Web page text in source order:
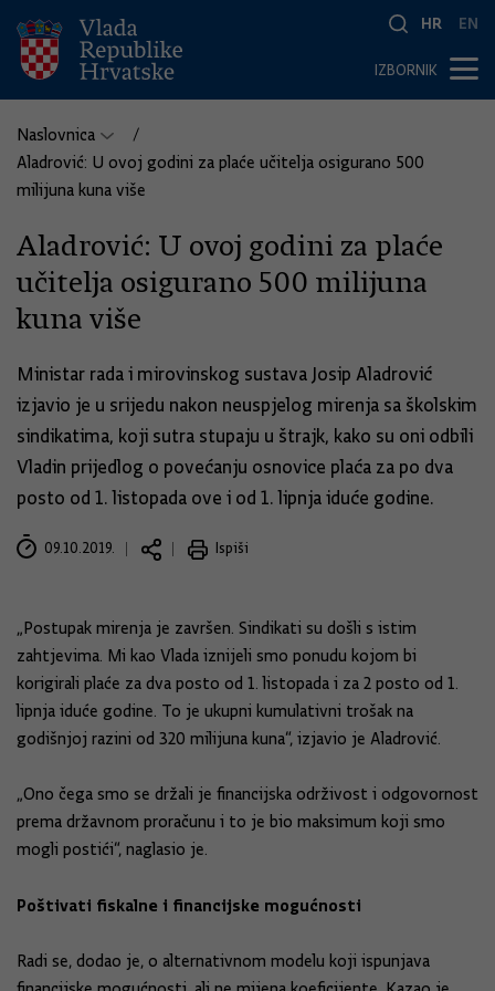
HR EN
IZBORNIK
Naslovnica
Aladrović: U ovoj godini za plaće učitelja osigurano 500
milijuna kuna više
Aladrović: U ovoj godini za plaće
učitelja osigurano 500 milijuna
kuna više
Ministar rada i mirovinskog sustava Josip Aladrović
izjavio je u srijedu nakon neuspjelog mirenja sa školskim
sindikatima, koji sutra stupaju u štrajk, kako su oni odbili
Vladin prijedlog o povećanju osnovice plaća za po dva
posto od 1. listopada ove i od 1. lipnja iduće godine.
09.10.2019. Ispiši
„Postupak mirenja je završen. Sindikati su došli s istim
zahtjevima. Mi kao Vlada iznijeli smo ponudu kojom bi
korigirali plaće za dva posto od 1. listopada i za 2 posto od 1.
lipnja iduće godine. To je ukupni kumulativni trošak na
godišnjoj razini od 320 milijuna kuna“, izjavio je Aladrović.
„Ono čega smo se držali je financijska održivost i odgovornost
prema državnom proračunu i to je bio maksimum koji smo
mogli postići“, naglasio je.
Poštivati fiskalne i financijske mogućnosti
Radi se, dodao je, o alternativnom modelu koji ispunjava